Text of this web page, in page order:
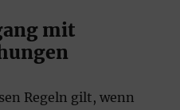
mit
Regeln gilt, wenn